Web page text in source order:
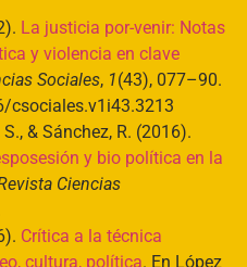
La justicia por-venir: Notas
y violencia en clave
Sociales, 1(43), 077–90.
csociales.v1i43.3213
& Sánchez, R. (2016).
y bio política en la
Ciencias
Crítica a la técnica
cultura, política. En López